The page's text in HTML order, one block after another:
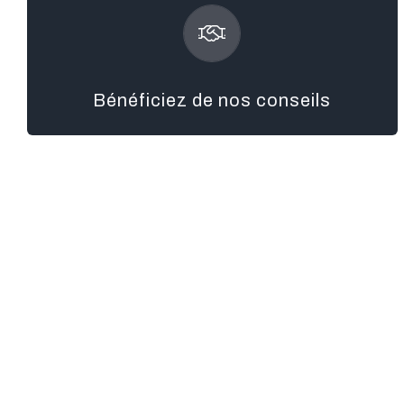
Un accompagnement
attentif
Bénéficiez de nos conseils
à votre écoute. Il vous aide à formuler vos attentes, il
adapté à vos besoins et vous accompagne pour la
sélection de votre partenaire bancaire.